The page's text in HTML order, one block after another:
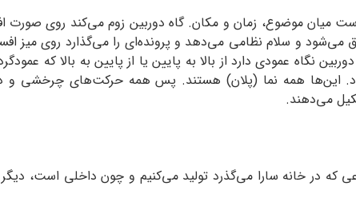
موضوع، زمان و مکان. گاه دوربین زوم می‌کند روی صورت
می‌شود و سلام نظامی می‌دهد و پرونده‌ای را می‌گذارد روی
نگاه عمودی دارد از بالا به پایین یا از پایین به بالا که
این‌ها همه نما (پلان) هستند. پس همه حرکت‌های چرخشی و
می‌دهند.
که در خانه سارا می‌گذرد تولید می‌کنیم و چون داخلی است،